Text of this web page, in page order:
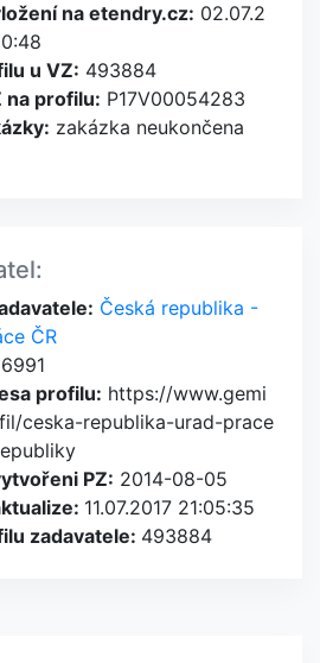
na etendry.cz: 02.07.2
u VZ: 493884
na profilu: P17V00054283
zakázka neukončena
Česká republika -
ČR
profilu: https://www.gemi
ceska-republika-urad-prace
PZ: 2014-08-05
11.07.2017 21:05:35
zadavatele: 493884